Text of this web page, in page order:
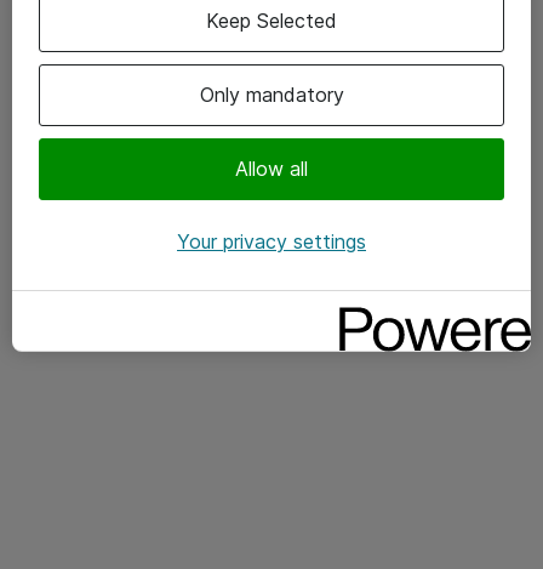
give hele nettet adgang til dit netværk.
byggeklodser der skal på plads (identitet,
politikker, trafikinspektion, synlighed) og hvordan
du starter i lille skala og udvider.
Erfaringer fra virkeligheden:
friktion på samme tid.
Only mandatory
Allow all
Keep Selected
Your privacy settings